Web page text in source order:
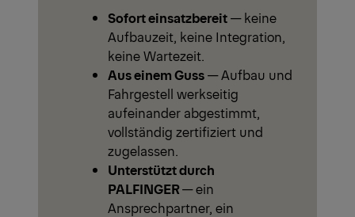
Sofort einsatzbereit— keine
Aufbauzeit, keine Integration,
keine Wartezeit.
Aus einem Guss— Aufbau und
Fahrgestell werkseitig
aufeinander abgestimmt,
vollständig zertifiziert und
zugelassen.
Unterstützt durch
PALFINGER— ein
Ansprechpartner, ein